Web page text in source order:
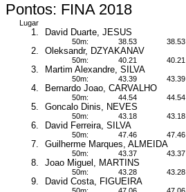
Pontos: FINA 2018
Lugar
1. David Duarte, JESUS
50m: 38.53 38.53
2. Oleksandr, DZYAKANAV
50m: 40.21 40.21
3. Martim Alexandre, SILVA
50m: 43.39 43.39
4. Bernardo Joao, CARVALHO
50m: 44.54 44.54
5. Goncalo Dinis, NEVES
50m: 43.18 43.18
6. David Ferreira, SILVA
50m: 47.46 47.46
7. Guilherme Marques, ALMEIDA
50m: 43.37 43.37
8. Joao Miguel, MARTINS
50m: 43.28 43.28
9. David Costa, FIGUEIRA